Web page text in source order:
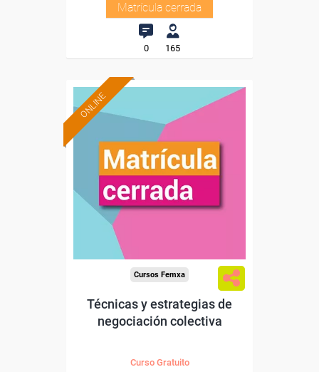
Matrícula cerrada
0 165
ONLINE
Cursos Femxa
Técnicas y estrategias de
negociación colectiva
Curso Gratuito